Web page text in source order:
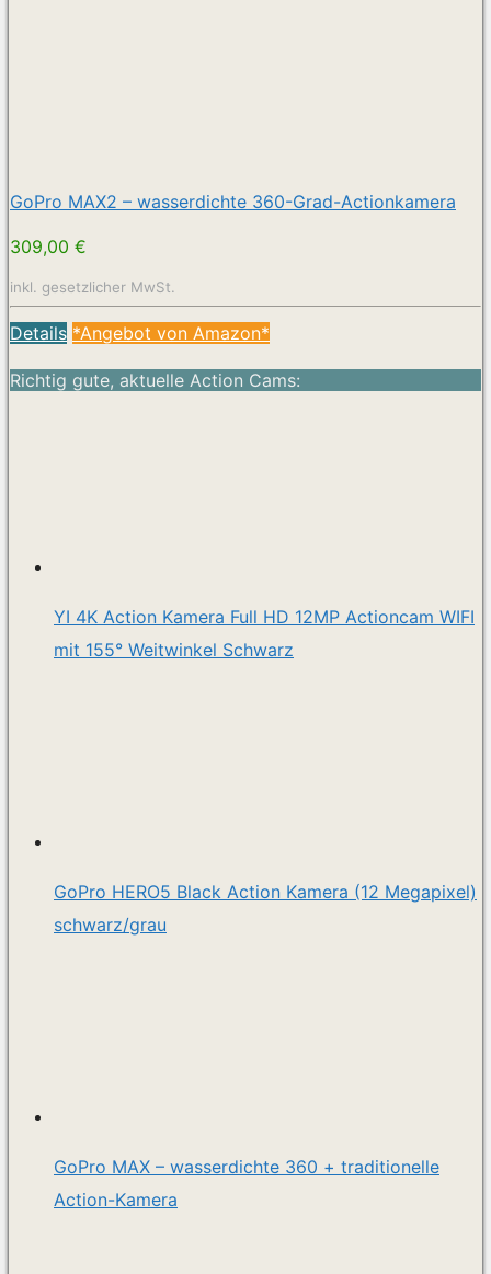
GoPro MAX2 – wasserdichte 360-Grad-Actionkamera
309,00 €
inkl. gesetzlicher MwSt.
Details *Angebot von Amazon*
Richtig gute, aktuelle Action Cams:
YI 4K Action Kamera Full HD 12MP Actioncam WIFI
mit 155° Weitwinkel Schwarz
GoPro HERO5 Black Action Kamera (12 Megapixel)
schwarz/grau
GoPro MAX – wasserdichte 360 ​​+ traditionelle
Action-Kamera